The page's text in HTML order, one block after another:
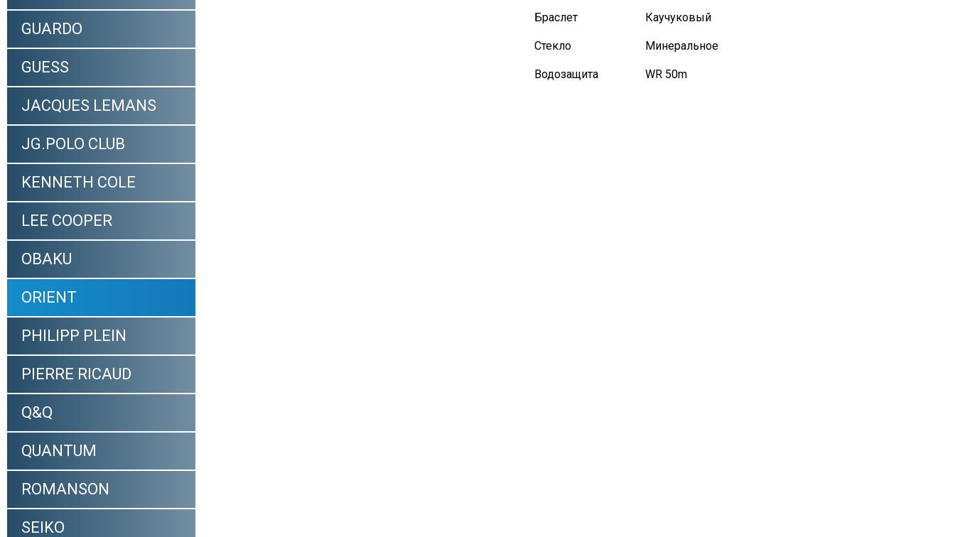
GUARDO
GUESS
JACQUES LEMANS
JG.POLO CLUB
KENNETH COLE
LEE COOPER
OBAKU
ORIENT
PHILIPP PLEIN
PIERRE RICAUD
Q&Q
QUANTUM
ROMANSON
SEIKO
Браслет Каучуковый
Стекло Минеральное
Водозащита WR 50m